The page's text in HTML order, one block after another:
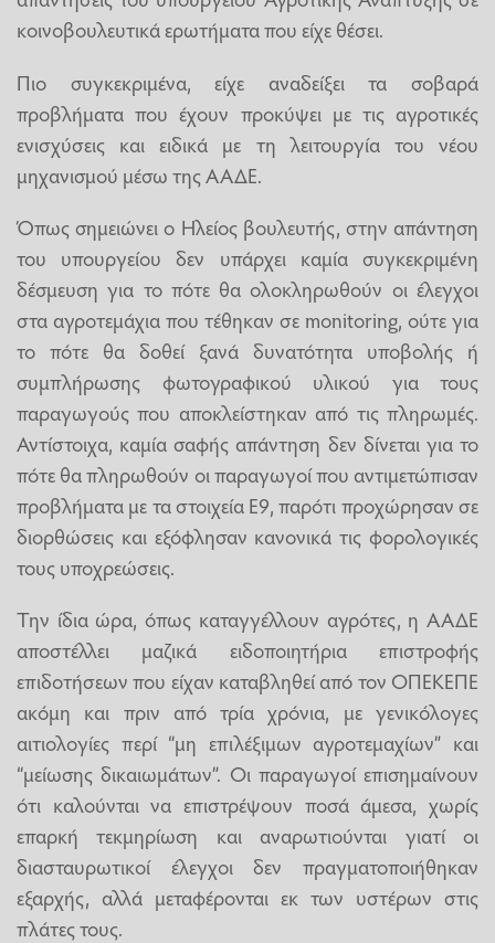
κοινοβουλευτικά ερωτήματα που είχε θέσει.
Πιο συγκεκριμένα, είχε αναδείξει τα σοβαρά
προβλήματα που έχουν προκύψει με τις αγροτικές
ενισχύσεις και ειδικά με τη λειτουργία του νέου
μηχανισμού μέσω της ΑΑΔΕ.
Όπως σημειώνει ο Ηλείος βουλευτής, στην απάντηση
του υπουργείου δεν υπάρχει καμία συγκεκριμένη
δέσμευση για το πότε θα ολοκληρωθούν οι έλεγχοι
στα αγροτεμάχια που τέθηκαν σε monitoring, ούτε για
το πότε θα δοθεί ξανά δυνατότητα υποβολής ή
συμπλήρωσης φωτογραφικού υλικού για τους
παραγωγούς που αποκλείστηκαν από τις πληρωμές.
Αντίστοιχα, καμία σαφής απάντηση δεν δίνεται για το
πότε θα πληρωθούν οι παραγωγοί που αντιμετώπισαν
προβλήματα με τα στοιχεία Ε9, παρότι προχώρησαν σε
διορθώσεις και εξόφλησαν κανονικά τις φορολογικές
τους υποχρεώσεις.
Την ίδια ώρα, όπως καταγγέλλουν αγρότες, η ΑΑΔΕ
αποστέλλει μαζικά ειδοποιητήρια επιστροφής
επιδοτήσεων που είχαν καταβληθεί από τον ΟΠΕΚΕΠΕ
ακόμη και πριν από τρία χρόνια, με γενικόλογες
αιτιολογίες περί “μη επιλέξιμων αγροτεμαχίων” και
“μείωσης δικαιωμάτων”. Οι παραγωγοί επισημαίνουν
ότι καλούνται να επιστρέψουν ποσά άμεσα, χωρίς
επαρκή τεκμηρίωση και αναρωτιούνται γιατί οι
διασταυρωτικοί έλεγχοι δεν πραγματοποιήθηκαν
εξαρχής, αλλά μεταφέρονται εκ των υστέρων στις
πλάτες τους.